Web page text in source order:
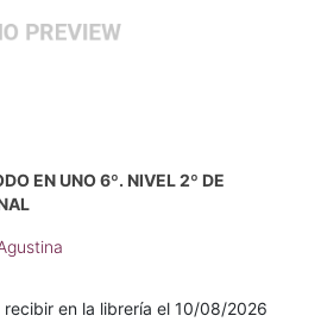
EN UNO 6º. NIVEL 2º DE
en la librería el 10/08/2026